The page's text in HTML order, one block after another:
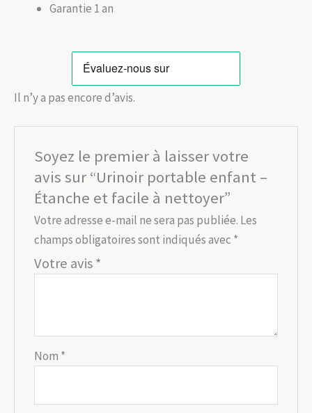
Garantie 1 an
Il n’y a pas encore d’avis.
Soyez le premier à laisser votre
avis sur “Urinoir portable enfant –
Étanche et facile à nettoyer”
Votre adresse e-mail ne sera pas publiée. Les
champs obligatoires sont indiqués avec *
Votre avis*
Nom *